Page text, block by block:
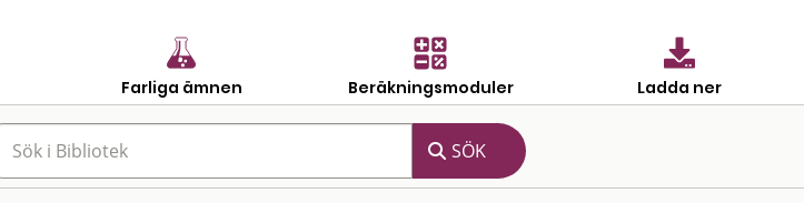
Farliga ämnen Beräkningsmoduler Ladda ner